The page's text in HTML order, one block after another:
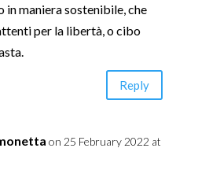
in maniera sostenibile, che
per la libertà, o cibo
Reply
on 25 February 2022 at